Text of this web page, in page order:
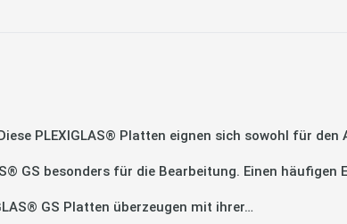
PLEXIGLAS® Platten eignen sich sowohl für den
GS besonders für die Bearbeitung. Einen häufigen
GS Platten überzeugen mit ihrer…